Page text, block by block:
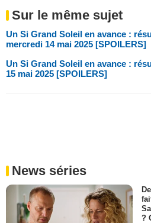
Sur le même sujet
Un Si Grand Soleil en avance :
mercredi 14 mai 2025 [SPOILERS]
Un Si Grand Soleil en avance :
15 mai 2025 [SPOILERS]
News séries
?